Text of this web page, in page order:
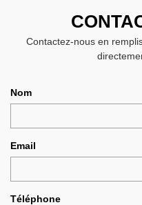
Contactez-nous en
Nom
Email
Téléphone